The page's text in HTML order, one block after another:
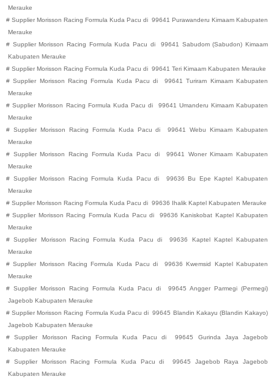
Merauke
# Supplier Morisson Racing Formula Kuda Pacu di 99641 Purawanderu Kimaam Kabupaten
Merauke
# Supplier Morisson Racing Formula Kuda Pacu di 99641 Sabudom (Sabudon) Kimaam
Kabupaten Merauke
# Supplier Morisson Racing Formula Kuda Pacu di 99641 Teri Kimaam Kabupaten Merauke
# Supplier Morisson Racing Formula Kuda Pacu di 99641 Turiram Kimaam Kabupaten
Merauke
# Supplier Morisson Racing Formula Kuda Pacu di 99641 Umanderu Kimaam Kabupaten
Merauke
# Supplier Morisson Racing Formula Kuda Pacu di 99641 Webu Kimaam Kabupaten
Merauke
# Supplier Morisson Racing Formula Kuda Pacu di 99641 Woner Kimaam Kabupaten
Merauke
# Supplier Morisson Racing Formula Kuda Pacu di 99636 Bu Epe Kaptel Kabupaten
Merauke
# Supplier Morisson Racing Formula Kuda Pacu di 99636 Ihalik Kaptel Kabupaten Merauke
# Supplier Morisson Racing Formula Kuda Pacu di 99636 Kaniskobat Kaptel Kabupaten
Merauke
# Supplier Morisson Racing Formula Kuda Pacu di 99636 Kaptel Kaptel Kabupaten
Merauke
# Supplier Morisson Racing Formula Kuda Pacu di 99636 Kwemsid Kaptel Kabupaten
Merauke
# Supplier Morisson Racing Formula Kuda Pacu di 99645 Angger Parmegi (Permegi)
Jagebob Kabupaten Merauke
# Supplier Morisson Racing Formula Kuda Pacu di 99645 Blandin Kakayu (Blandin Kakayo)
Jagebob Kabupaten Merauke
#
Supplier Morisson Racing Formula Kuda Pacu di 99645 Gurinda Jaya
Jagebob
Kabupaten Merauke
#
Supplier Morisson Racing Formula Kuda Pacu di 99645 Jagebob Raya
Jagebob
Kabupaten Merauke